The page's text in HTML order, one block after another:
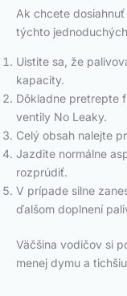
Ak chcete
týchto
Uistite sa, že
kapacity.
Dôkladne pretrepte
ventily No Leaky.
Celý obsah nalejte
Jazdite normálne
rozprúdiť.
V prípade silne
ďalšom doplnení
Väčšina vodičov si
menej dymu a